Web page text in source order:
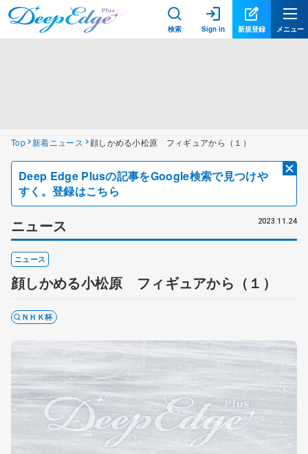
検索 Sign in 新規登録 メニュー
Top 新着ニュース 顔しかめる小松原 フィギュアから（１）
Deep Edge Plusの記事をGoogle検索で見つけや
すく。登録はこちら
ニュース 2023.11.24
ニュース
顔しかめる小松原 フィギュアから（１）
ＮＨＫ杯